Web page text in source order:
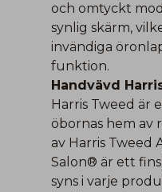
och omtyckt
synlig skärm,
invändiga
funktion.
Handvävd
Harris Tweed är
öbornas hem av
av Harris Tweed
Salon® är ett
syns i varje